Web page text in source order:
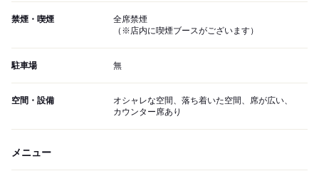
禁煙・喫煙
全席禁煙
（※店内に喫煙ブースがございます）
駐車場 無
空間・設備
オシャレな空間、落ち着いた空間、席が広い、
カウンター席あり
メニュー